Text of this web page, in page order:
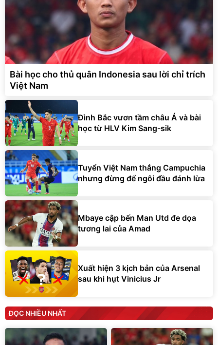
Bài học cho thủ quân Indonesia sau lời chỉ trích
Việt Nam
Đình Bắc vươn tầm châu Á và bài
học từ HLV Kim Sang-sik
Tuyển Việt Nam thắng Campuchia
nhưng đừng để ngôi đầu đánh lừa
Mbaye cập bến Man Utd đe dọa
tương lai của Amad
Xuất hiện 3 kịch bản của Arsenal
sau khi hụt Vinicius Jr
ĐỌC NHIỀU NHẤT